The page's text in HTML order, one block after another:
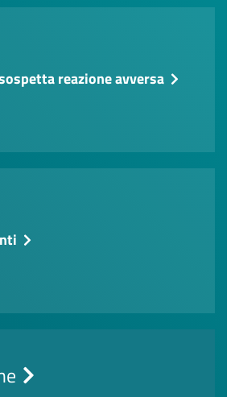
reazione avversa